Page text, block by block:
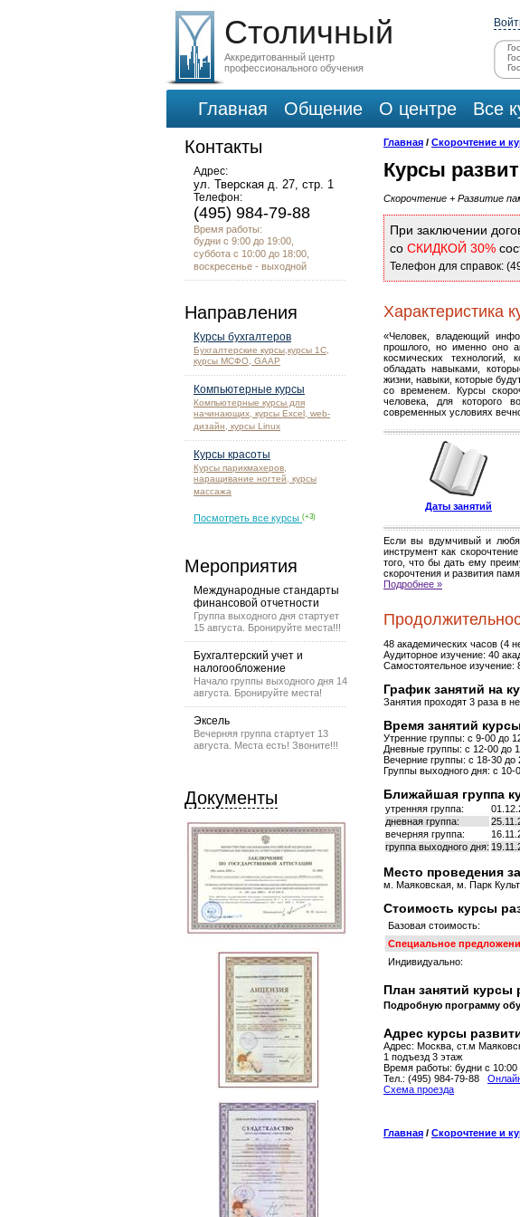
Столичный
Аккредитованный центр
профессионального обучения
Главная Общение О центре Все
Контакты
Адрес:
ул. Тверская д. 27, стр. 1
Телефон:
(495) 984-79-88
Время работы:
будни с 9:00 до 19:00,
суббота с 10:00 до 18:00,
воскресенье - выходной
Направления
Курсы бухгалтеров
Бухгалтерские курсы,курсы 1С,
курсы МСФО, GAAP
Компьютерные курсы
Компьютерные курсы для
начинающих, курсы Excel, web-
дизайн, курсы Linux
Курсы красоты
Курсы парикмахеров,
наращивание ногтей, курсы
массажа
Посмотреть все курсы (+3)
Мероприятия
Международные стандарты
финансовой отчетности
Группа выходного дня стартует
15 августа. Бронируйте места!!!
Бухгалтерский учет и
налогообложение
Начало группы выходного дня 14
августа. Бронируйте места!
Эксель
Вечерняя группа стартует 13
августа. Места есть! Звоните!!!
Документы
Главная / Скорочтение и
Курсы
Скорочтение + Развитие
При заключении
со СКИДКОЙ 30%
Телефон для справок:
Характеристика
«Человек, владеющий
прошлого, но именно оно
космических
обладать навыками,
жизни, навыки, которые
со временем. Курсы
человека, для которого
современных условиях
Даты занятий
Если вы вдумчивый и
инструмент как
того, что бы дать ему
скорочтения и развития
Подробнее »
48 академических часов (4
Аудиторное изучение: 40
Самостоятельное изучение:
График занятий на
Занятия проходят 3 раза в
Время занятий
Утренние группы: с 9-00 до
Дневные группы: с 12-00 до
Вечерние группы: с 18-30 до
Группы выходного дня: с 10-
Ближайшая группа
утренняя группа:
дневная группа:
вечерняя группа:
группа выходного дня:
Место проведения
м. Маяковская, м. Парк
Стоимость курсы
Базовая стоимость:
Специальное
Индивидуально:
План занятий курсы
Подробную программу
Адрес курсы
Адрес: Москва, ст.м
1 подъезд 3 этаж
Время работы: будни с 10:00
Тел.: (495) 984-79-88
Схема проезда
Главная / Скорочтение и